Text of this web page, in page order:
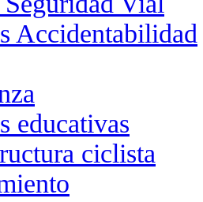
Accidentabilidad
educativas
ciclista